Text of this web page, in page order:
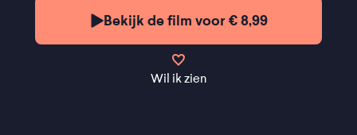
Bekijk de film voor € 8,99
Wil ik zien